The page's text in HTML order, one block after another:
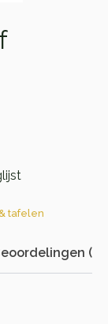
tafelen
(0)